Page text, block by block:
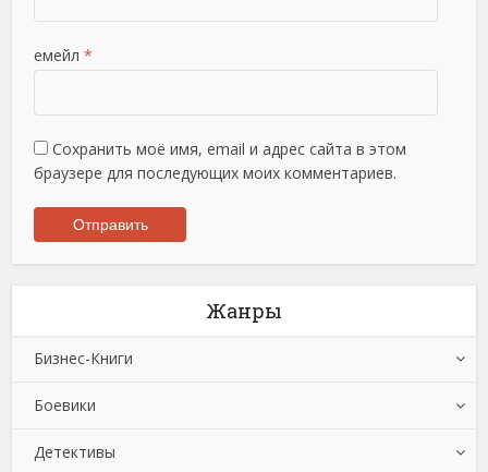
емейл *
Сохранить моё имя, email и адрес сайта в этом
браузере для последующих моих комментариев.
Жанры
Бизнес-Книги
Банковское дело
Бухучет, налогообложение, аудит
Боевики
Боевики: Прочее
Детективы